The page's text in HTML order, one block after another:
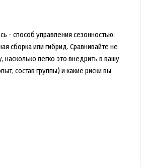
- способ управления сезонностью:
сборка или гибрид. Сравнивайте не
насколько легко это внедрить в вашу
состав группы) и какие риски вы